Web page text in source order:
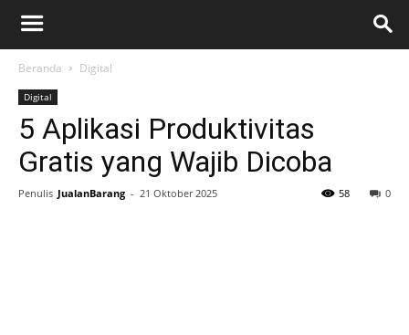
Beranda Digital
Digital
5 Aplikasi Produktivitas
Gratis yang Wajib Dicoba
Penulis JualanBarang - 21 Oktober 2025 0
58